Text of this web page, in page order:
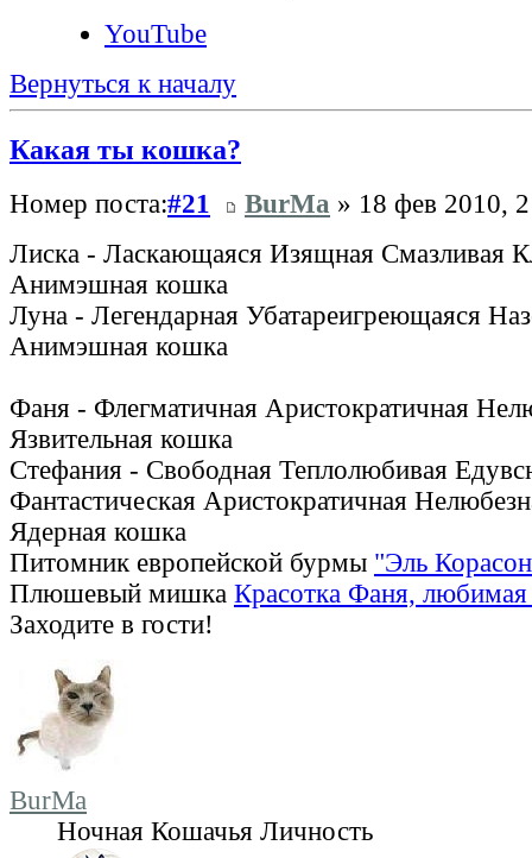
YouTube
Вернуться к началу
Какая ты кошка?
Номер поста:#21 BurMa » 18 фев 2010,
Лиска - Ласкающаяся Изящная Смазливая
Анимэшная кошка
Луна - Легендарная Убатареигреющаяся
Анимэшная кошка
Фаня - Флегматичная Аристократичная
Язвительная кошка
Стефания - Свободная Теплолюбивая
Фантастическая Аристократичная
Ядерная кошка
Питомник европейской бурмы "Эль
Плюшевый мишка Красотка Фаня, любимая
Заходите в гости!
BurMa
Ночная Кошачья Личность